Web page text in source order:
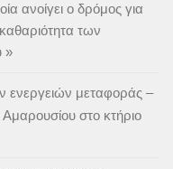
ανοίγει ο δρόμος για
των
»
ενεργειών μεταφοράς –
στο κτήριο